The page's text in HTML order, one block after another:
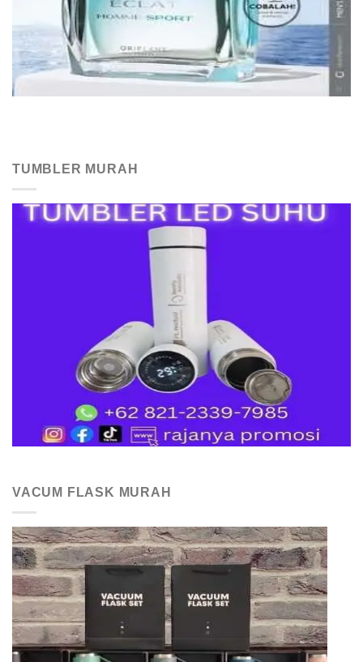
TUMBLER MURAH
VACUM FLASK MURAH